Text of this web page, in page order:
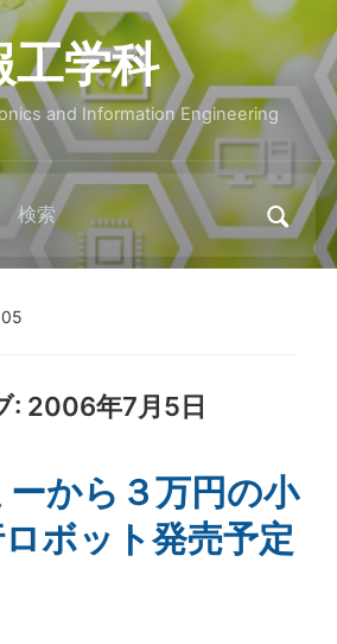
工学科
and Information Engineering
Search
for:
05
: 2006年7月5日
から３万円の小
ボット発売予定